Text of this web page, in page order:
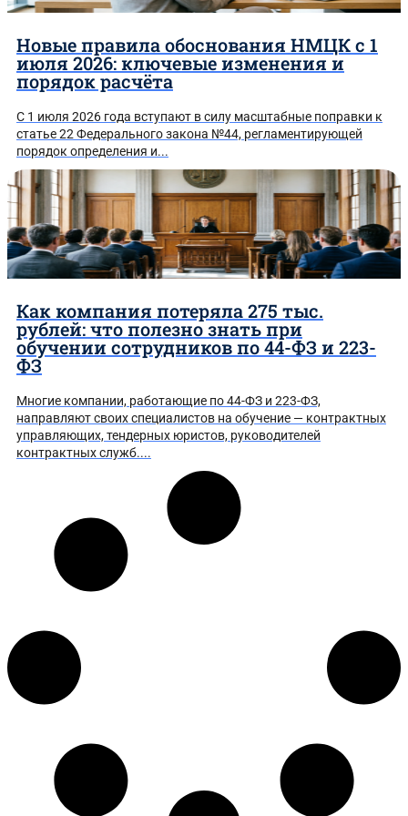
Новые правила обоснования НМЦК с 1
июля 2026: ключевые изменения и
порядок расчёта
С 1 июля 2026 года вступают в силу масштабные поправки к
статье 22 Федерального закона №44, регламентирующей
порядок определения и...
Как компания потеряла 275 тыс.
рублей: что полезно знать при
обучении сотрудников по 44-ФЗ и 223-
ФЗ
Многие компании, работающие по 44-ФЗ и 223-ФЗ,
направляют своих специалистов на обучение — контрактных
управляющих, тендерных юристов, руководителей
контрактных служб....
Методическое пособие по 44-ФЗ
Чек-лист для самостоятельной проверки участника